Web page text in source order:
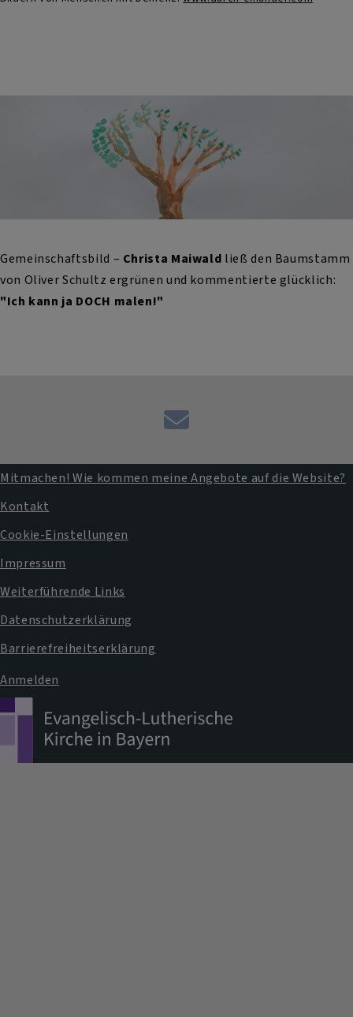
Gemeinschaftsbild – Christa Maiwald ließ den Baumstamm
von Oliver Schultz ergrünen und kommentierte glücklich:
"Ich kann ja DOCH malen!"
Kontaktformular
Fußbereichsmenü
Mitmachen! Wie kommen meine Angebote auf die Website?
Kontakt
Cookie-Einstellungen
Impressum
Weiterführende Links
Datenschutzerklärung
Barrierefreiheitserklärung
Benutzermenü
Anmelden